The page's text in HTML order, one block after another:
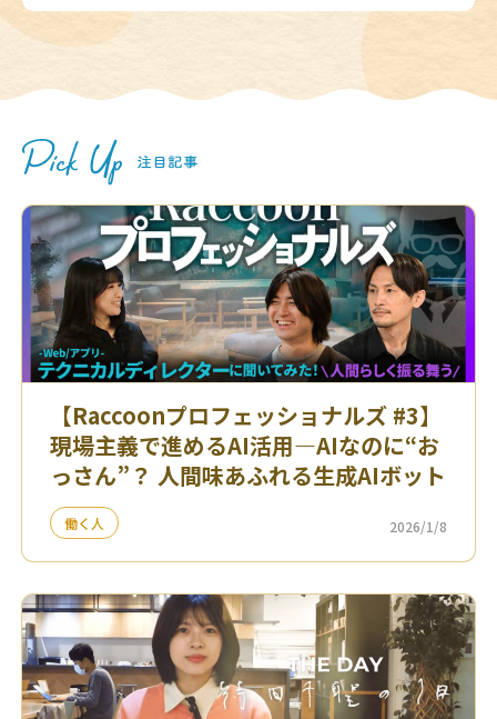
【Raccoonプロフェッショナルズ #3】
現場主義で進めるAI活用—AIなのに“お
っさん”？ 人間味あふれる生成AIボット
働く人 2026/1/8